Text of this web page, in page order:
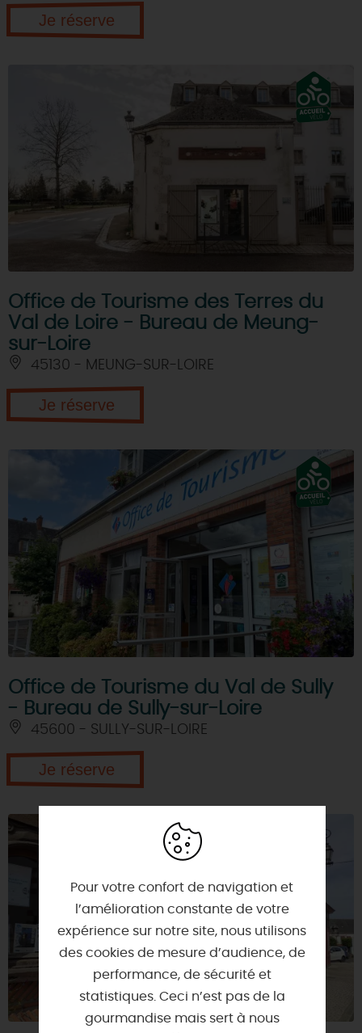
Je réserve
Office de Tourisme des Terres du
Val de Loire - Bureau de Meung-
sur-Loire
45130 - MEUNG-SUR-LOIRE
Je réserve
Office de Tourisme du Val de Sully
- Bureau de Sully-sur-Loire
45600 - SULLY-SUR-LOIRE
Je réserve
Pour votre confort de navigation et
l’amélioration constante de votre
expérience sur notre site, nous utilisons
des cookies de mesure d’audience, de
performance, de sécurité et
statistiques. Ceci n’est pas de la
gourmandise mais sert à nous